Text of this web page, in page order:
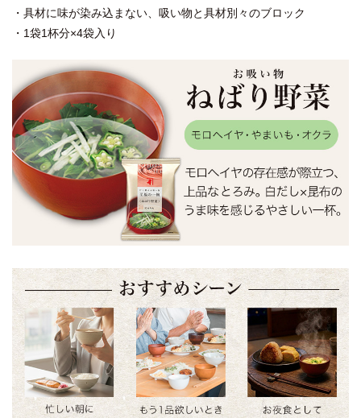
・具材に味が染み込まない、吸い物と具材別々のブロック
・1袋1杯分×4袋入り